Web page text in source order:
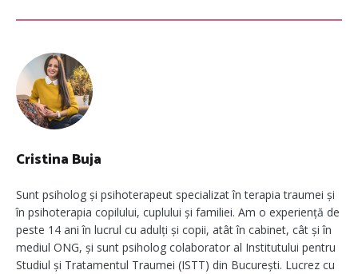
Cristina Buja
Sunt psiholog și psihoterapeut specializat în terapia traumei și
în psihoterapia copilului, cuplului și familiei. Am o experiență de
peste 14 ani în lucrul cu adulți și copii, atât în cabinet, cât și în
mediul ONG, și sunt psiholog colaborator al Institutului pentru
Studiul și Tratamentul Traumei (ISTT) din București. Lucrez cu